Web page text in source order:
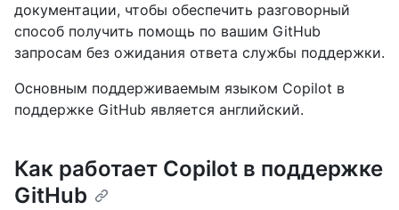
документации, чтобы обеспечить разговорный
способ получить помощь по вашим GitHub
запросам без ожидания ответа службы поддержки.
Основным поддерживаемым языком Copilot в
поддержке GitHub является английский.
Как работает Copilot в поддержке
GitHub